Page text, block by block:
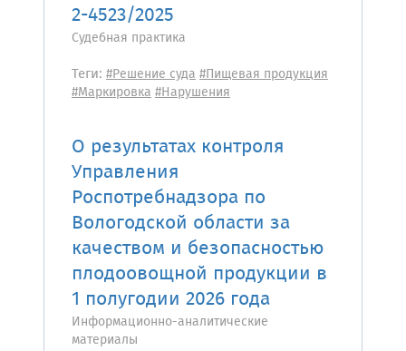
2-4523/2025
Судебная практика
Теги: #Решение суда#Пищевая продукция
#Маркировка#Нарушения
О результатах контроля
Управления
Роспотребнадзора по
Вологодской области за
качеством и безопасностью
плодоовощной продукции в
1 полугодии 2026 года
Информационно-аналитические
материалы